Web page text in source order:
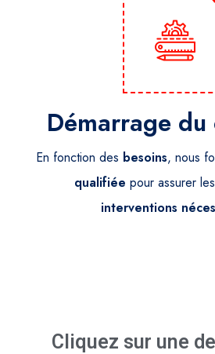
Démarrage
En fonction des besoins, nous
qualifiée pour assurer
interventions
Cliquez sur une